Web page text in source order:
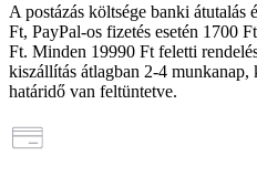
A postázás költsége banki átutalás
Ft, PayPal-os fizetés esetén 1700 Ft
Ft. Minden 19990 Ft feletti
kiszállítás átlagban 2-4 munkanap,
határidő van feltüntetve.